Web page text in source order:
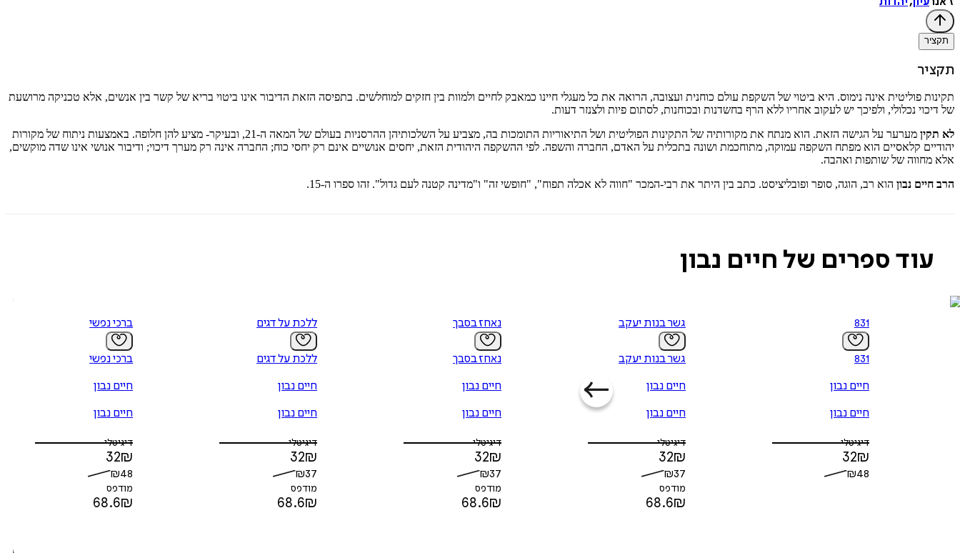
תקציר
תקציר
תקינות פוליטית אינה נימוס. היא ביטוי של השקפת עולם כוחנית ועצובה, הרואה את כל מעגלי חיינו כמאבק לחיים ולמוות בין חזקים למוחלשים. בתפיסה הזאת הדיבור אינו ביטוי בריא של קשר בין אנשים, אלא טכניקה מרושעת
של דיכוי נכלולי, ולפיכך יש לעקוב אחריו ללא הרף בחשדנות ובכוחנות, לסתום פיות ולצנזר דעות.
לא תקין
מערער על הגישה הזאת. הוא מנתח את מקורותיה של התקינות הפוליטית ושל התיאוריות התומכות בה, מצביע על השלכותיהן ההרסניות בעולם של המאה ה-21, ובעיקר- מציע להן חלופה. באמצעות ניתוח של מקורות
יהודיים קלאסיים הוא מפתח השקפה עמוקה, מתוחכמת ושונה בתכלית על האדם, החברה והשפה. לפי ההשקפה היהודית הזאת, יחסים אנושיים אינם רק יחסי כוח; החברה אינה רק מערך דיכוי; ודיבור אנושי אינו שדה מוקשים,
אלא מחווה של שותפות ואהבה.
הרב חיים נבון הוא רב, הוגה, סופר ופובליציסט. כתב בין היתר את רבי-המכר "חווה לא אכלה תפוח", "חופשי זה" ו"מדינה קטנה לעם גדול". זהו ספרו ה-15.
עוד ספרים של חיים נבון
831
831
חיים נבון
חיים נבון
דיגיטלי
32₪
₪48
גשר בנות יעקב
גשר בנות יעקב
חיים נבון
חיים נבון
דיגיטלי
32₪
₪37
מודפס
68.6₪
נאחז בסבך
נאחז בסבך
חיים נבון
חיים נבון
דיגיטלי
32₪
₪37
מודפס
68.6₪
ללכת על דגים
ללכת על דגים
חיים נבון
חיים נבון
דיגיטלי
32₪
₪37
מודפס
68.6₪
ברכי נפשי
ברכי נפשי
חיים נבון
חיים נבון
דיגיטלי
32₪
₪48
מודפס
68.6₪